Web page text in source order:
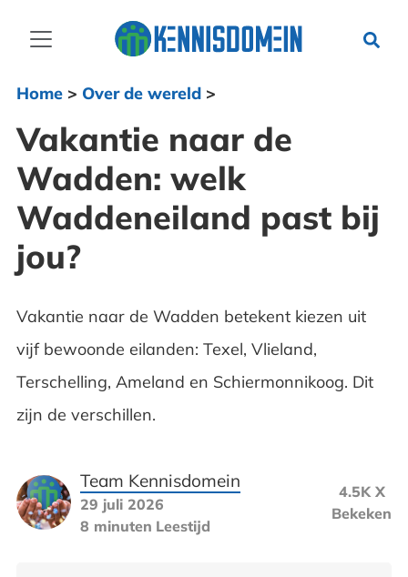
Home> Over de wereld>
Vakantie naar de
Wadden: welk
Waddeneiland past bij
jou?
Vakantie naar de Wadden betekent kiezen uit
vijf bewoonde eilanden: Texel, Vlieland,
Terschelling, Ameland en Schiermonnikoog. Dit
zijn de verschillen.
Team Kennisdomein
29 juli 2026
8 minuten Leestijd
4.5K X
Bekeken